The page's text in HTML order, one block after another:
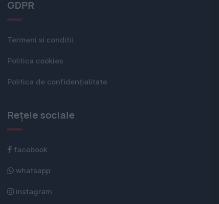
GDPR
Termeni si conditii
Politica cookies
Politica de confidențialitate
Rețele sociale
facebook
whatsapp
instagram